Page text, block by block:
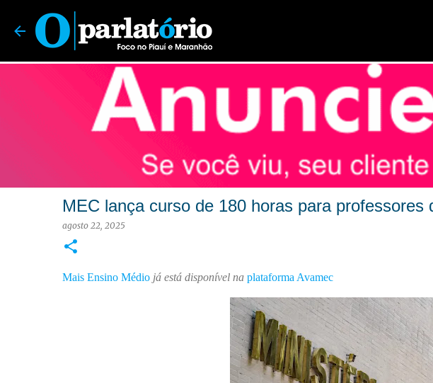
O Parlatório | Foco no Piauí e Maranhão
MEC lança curso de 180 horas para professores
agosto 22, 2025
Mais Ensino Médiojá está disponível na plataforma Avamec